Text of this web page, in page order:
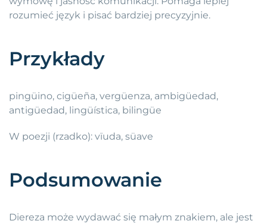
rozumieć język i pisać bardziej precyzyjnie.
Przykłady
pingüino, cigüeña, vergüenza, ambigüedad,
antigüedad, lingüística, bilingüe
W poezji (rzadko): vïuda, süave
Podsumowanie
Diereza może wydawać się małym znakiem, ale jest